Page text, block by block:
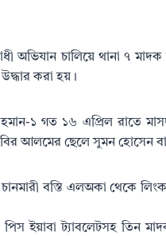
চালিয়ে থানা ৭ মাদক
করা হয়।
১ গত ১৬ এপ্রিল রাতে
আলমের ছেলে সুমন হোসেন
চানমারী বস্তি এলঅকা থেকে
ইয়াবা ট্যাবলেটসহ তিন মাদক